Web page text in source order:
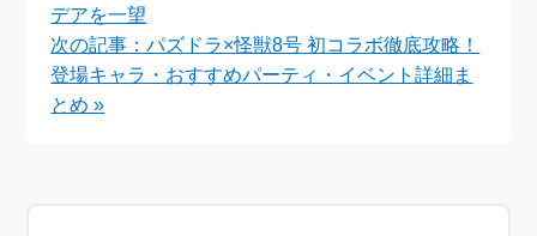
とめ
パッチ配信
デアを一望
次の記事：パズドラ×怪獣8号 初コラボ徹底攻略！
登場キャラ・おすすめパーティ・イベント詳細ま
とめ »